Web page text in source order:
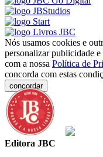
Nós usamos cookies e
personalizar publicidade e
com a nossa Política de
concorda com estas
concordar
Editora JBC